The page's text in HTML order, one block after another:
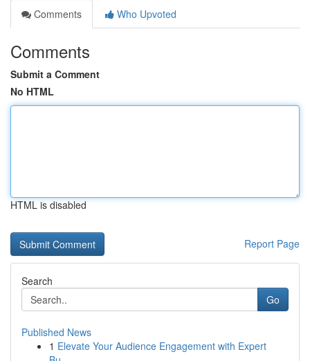
Comments
Who Upvoted
Comments
Submit a Comment
No HTML
HTML is disabled
Report Page
Search
Go
Published News
1 Elevate Your Audience Engagement with Expert